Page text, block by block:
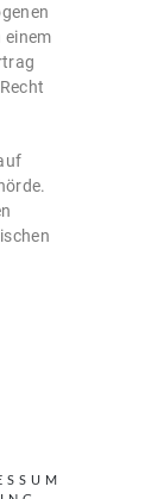
einem